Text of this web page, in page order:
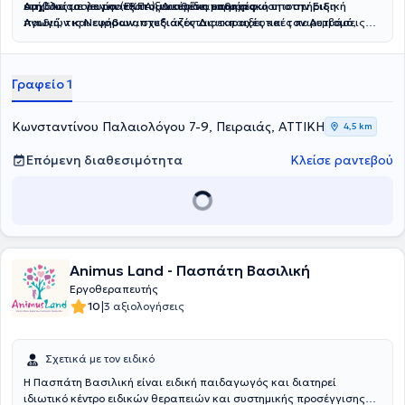
εφήβους με νευροαναπτυξιακές διαταραχές.
στη Γλωσσολογία (ΕΚΠΑ).Διαθέτει επιμόρφωση στην Ειδική
Αγωγή, τις Νευροαναπτυξιακές Διαταραχές και τον Αυτισμό,
εκπαίδευση.
Ασχολείται με την εξατομικευμένη μαθησιακή υποστήριξη
παιδιών και εφήβων,σχεδιάζοντας εκπαιδευτικές παρεμβάσεις
αξιοποιεί σύγχρονα ψηφιακά εργαλεία στην εκπαιδευτική
Γραφείο 1
Κωνσταντίνου Παλαιολόγου 7-9, Πειραιάς, ΑΤΤΙΚΗ 4,5 km
Επόμενη διαθεσιμότητα Κλείσε ραντεβού
Animus Land - Πασπάτη Βασιλική
Εργοθεραπευτής
10|3 αξιολογήσεις
Σχετικά με τον ειδικό
Η Πασπάτη Βασιλική είναι ειδική παιδαγωγός και διατηρεί
ιδιωτικό κέντρο ειδικών θεραπειών και συστημικής προσέγγισης